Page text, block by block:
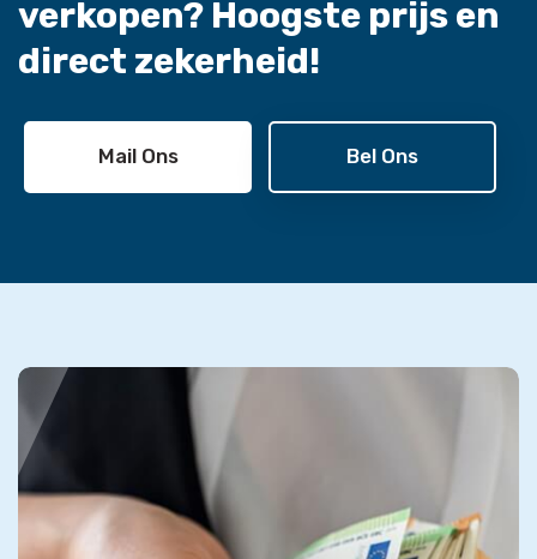
verkopen? Hoogste prijs en
direct zekerheid!
Mail Ons Bel Ons